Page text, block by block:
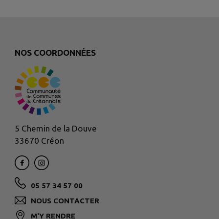
NOS COORDONNÉES
5 Chemin de la Douve
33670 Créon
05 57 34 57 00
NOUS CONTACTER
M'Y RENDRE